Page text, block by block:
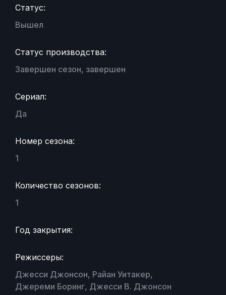
Статус:
Вышел
Статус производства:
Завершен сезон, завершен
Сериал:
Да
Номер сезона:
1
Количество сезонов:
1
Год закрытия:
Режиссеры:
Джесси Джонсон, Райан Уитакер,
Джереми Боринг, Джесси В. Джонсон